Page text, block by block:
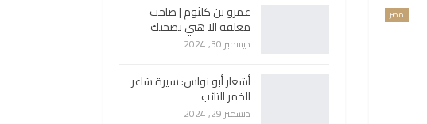
مصر عمرو بن كلثوم | صاحب
معلقة الا هبي بصحنك
ديسمبر 30, 2024
أشعار أبو نواس: سيرة شاعر
الخمر التائب
ديسمبر 29, 2024